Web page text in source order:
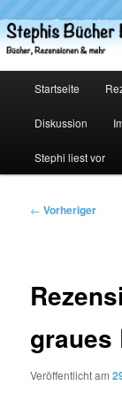
primären
Inhalt
Stephis
Startseite
Diskussion
Stephi liest vor
Beitragsnavigation
← Vorheriger
graues
Veröffentlicht am